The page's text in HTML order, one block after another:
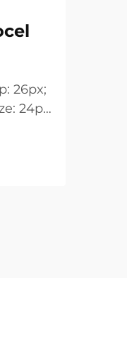
26px;
24px
h3 {